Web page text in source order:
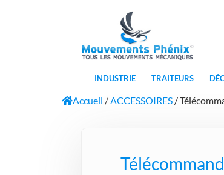
INDUSTRIE TRAITEURS
Accueil /ACCESSOIRES /